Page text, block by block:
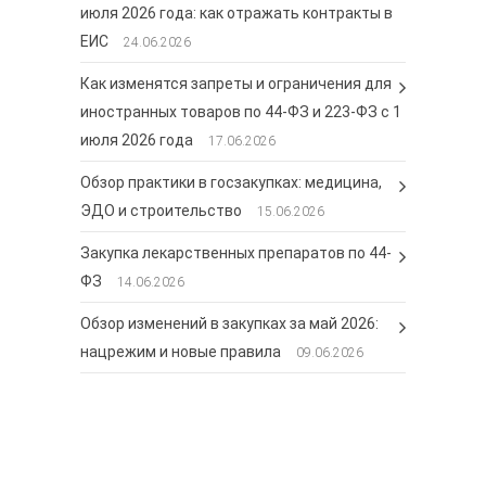
июля 2026 года: как отражать контракты в
ЕИС
24.06.2026
Как изменятся запреты и ограничения для
иностранных товаров по 44-ФЗ и 223-ФЗ с 1
июля 2026 года
17.06.2026
Обзор практики в госзакупках: медицина,
ЭДО и строительство
15.06.2026
Закупка лекарственных препаратов по 44-
ФЗ
14.06.2026
Обзор изменений в закупках за май 2026:
нацрежим и новые правила
09.06.2026